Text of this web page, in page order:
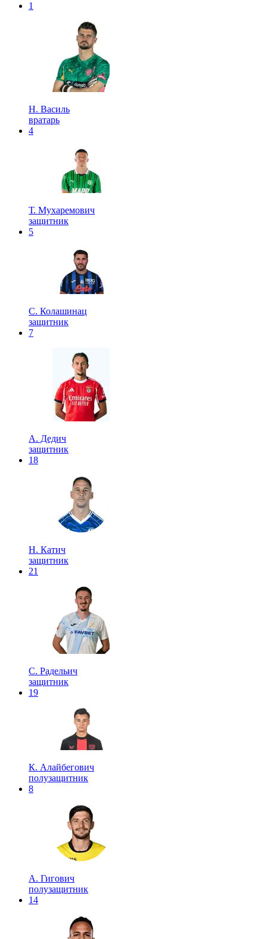
1
Н. Василь
вратарь
4
Т. Мухаремович
защитник
5
С. Колашинац
защитник
7
А. Дедич
защитник
18
Н. Катич
защитник
21
С. Радельич
защитник
19
К. Алайбегович
полузащитник
8
А. Гигович
полузащитник
14